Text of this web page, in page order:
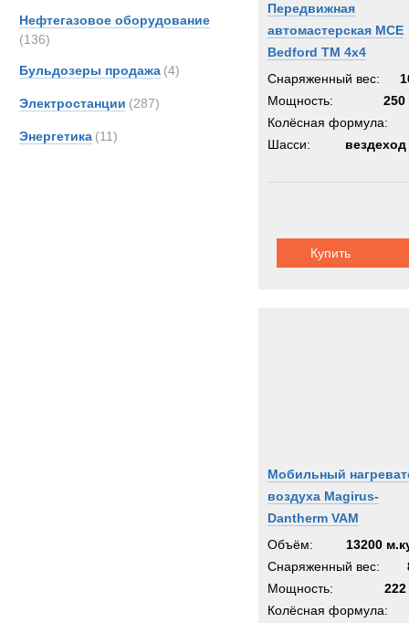
Нефтегазовое оборудование
(136)
Бульдозеры продажа (4)
Электростанции (287)
Энергетика (11)
Передвижная
автомастерская MCE
Bedford TM 4x4
Снаряженный вес:
Мощность:
250
Колёсная формула:
Шасси:
вездеход
Купить
Мобильный
воздуха Magirus-
Dantherm VAM
Объём:
13200
Снаряженный вес:
Мощность:
222
Колёсная формула: